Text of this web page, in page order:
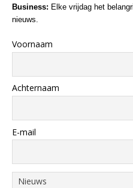
Business: Elke vrijdag het
nieuws.
Voornaam
Achternaam
E-mail